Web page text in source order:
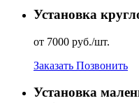
Установка
от 7000 руб./шт.
Заказать Позвонить
Установка